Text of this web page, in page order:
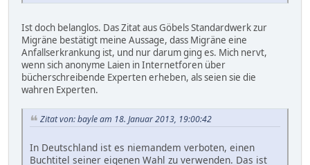
Ist doch belanglos. Das Zitat aus Göbels Standardwerk zur
Migräne bestätigt meine Aussage, dass Migräne eine
Anfallserkrankung ist, und nur darum ging es. Mich nervt,
wenn sich anonyme Laien in Internetforen über
bücherschreibende Experten erheben, als seien sie die
wahren Experten.
Zitat von: bayle am 18. Januar 2013, 19:00:42
In Deutschland ist es niemandem verboten, einen
Buchtitel seiner eigenen Wahl zu verwenden. Das ist